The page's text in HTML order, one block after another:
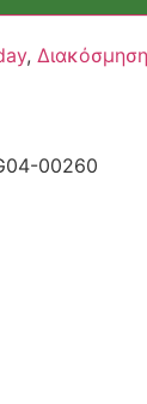
, Διακόσμηση
00260